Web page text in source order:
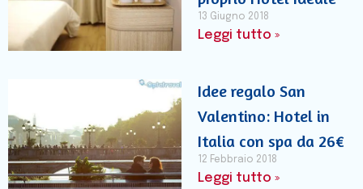
13 Giugno 2018
Leggi tutto »
Idee regalo San
Valentino: Hotel in
Italia con spa da 26€
12 Febbraio 2018
Leggi tutto »